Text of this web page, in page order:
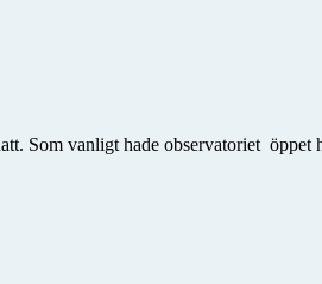
Som vanligt hade observatoriet